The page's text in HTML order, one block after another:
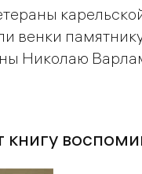
венки
Николаю